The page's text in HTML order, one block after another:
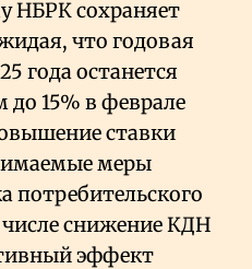
НБРК сохраняет
что годовая
года останется
15% в феврале
ставки
меры
снижение КДН
эффект